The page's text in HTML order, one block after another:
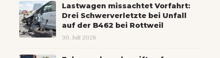
Lastwagen missachtet Vorfahrt:
Drei Schwerverletzte bei Unfall
auf der B462 bei Rottweil
30. Juli 2026